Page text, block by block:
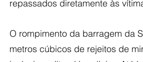
repassados diretamente às
O rompimento da barragem da
metros cúbicos de rejeitos de